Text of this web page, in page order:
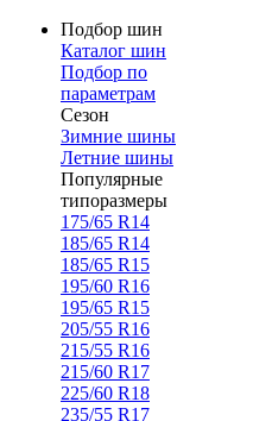
Подбор шин
Каталог шин
Подбор по
параметрам
Сезон
Зимние шины
Летние шины
Популярные
типоразмеры
175/65 R14
185/65 R14
185/65 R15
195/60 R16
195/65 R15
205/55 R16
215/55 R16
215/60 R17
225/60 R18
235/55 R17